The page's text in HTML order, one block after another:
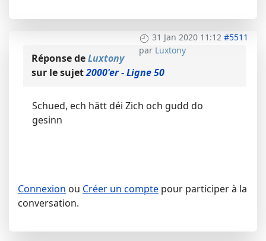
31 Jan 2020 11:12 #5511
par Luxtony
Réponse deLuxtony
sur le sujet2000'er - Ligne 50
Schued, ech hätt déi Zich och gudd do
gesinn
Connexion ou Créer un compte pour participer à la
conversation.